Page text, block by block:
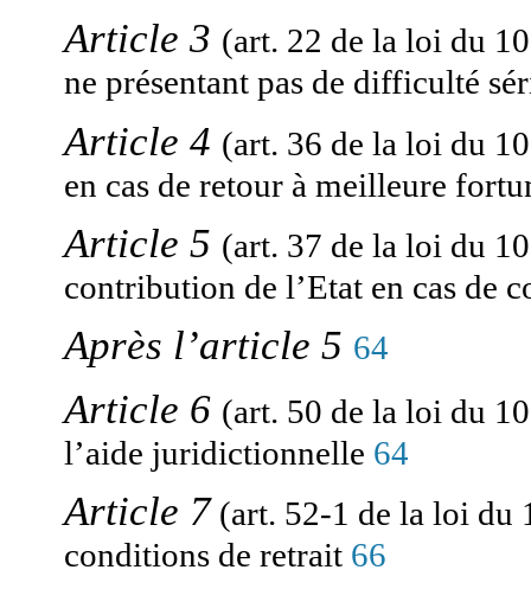
Article 3 (art. 22 de la loi du
ne présentant pas de difficulté
Article 4 (art. 36 de la loi du
en cas de retour à meilleure
Article 5 (art. 37 de la loi du
contribution de l’Etat en cas de
Après l’article 5 64
Article 6 (art. 50 de la loi du
l’aide juridictionnelle 64
Article 7 (art. 52-1 de la loi du
conditions de retrait 66